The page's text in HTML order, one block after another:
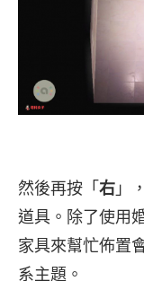
然後再按「 右 」
道具。除了使用
家具來幫忙佈置
系主題。